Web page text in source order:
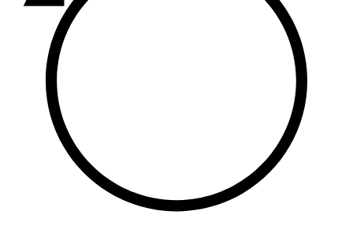
107,1 FM
Балык бистәсе
104,9 FM
Баулы
107,5 FM
Биләр